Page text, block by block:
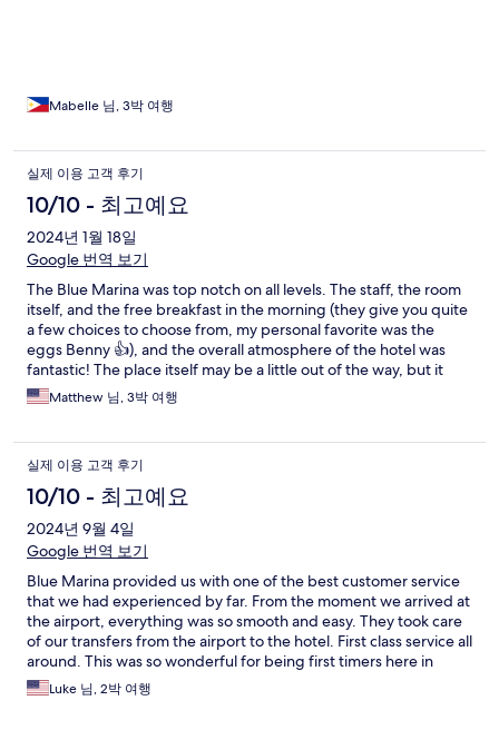
Hotel, all the services and freebies in the Coast Hotel, it was
delicious and very filling plus we have a toast, pastry, soup and
cereal buffet. We willl definitely come back here!
Mabelle 님, 3박 여행
실제 이용 고객 후기
10/10 - 최고예요
2024년 1월 18일
Google 번역 보기
The Blue Marina was top notch on all levels. The staff, the room
itself, and the free breakfast in the morning (they give you quite
a few choices to choose from, my personal favorite was the
eggs Benny 👍), and the overall atmosphere of the hotel was
fantastic! The place itself may be a little out of the way, but it
was still a convenient walking distance to the white beach itself
as well as many places to eat at. The best part was if you are a
that once you land, you will be picked up at the airport (they will
have a rep with the Biue Marina sign waiting for you there) to be
taken to their speedboat to get to the white beach area within
about 5-10 minutes and then finally a van to finally take you to
the hotel itself! We are talking great service with convenience
and class! I will definitely be more than happy to stay at the Blue
Matthew 님, 3박 여행
실제 이용 고객 후기
10/10 - 최고예요
2024년 9월 4일
Google 번역 보기
Blue Marina provided us with one of the best customer service
that we had experienced by far. From the moment we arrived at
the airport, everything was so smooth and easy. They took care
of our transfers from the airport to the hotel. First class service all
around. This was so wonderful for being first timers here in
Boracay. The hotel was so clean and open. Our room was bright
and fresh. It was very comfortable to relax and sleep in a very
Luke 님, 2박 여행